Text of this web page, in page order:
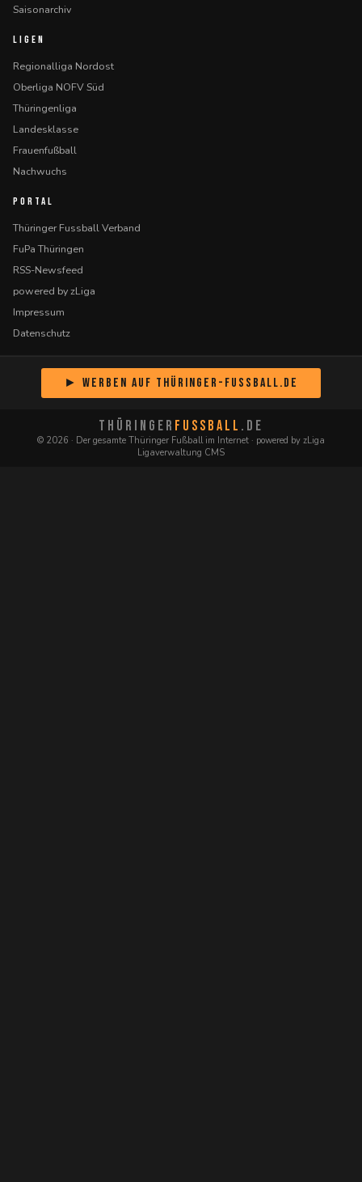
Saisonarchiv
LIGEN
Regionalliga Nordost
Oberliga NOFV Süd
Thüringenliga
Landesklasse
Frauenfußball
Nachwuchs
PORTAL
Thüringer Fussball Verband
FuPa Thüringen
RSS-Newsfeed
powered by zLiga
Impressum
Datenschutz
► Werben auf Thüringer-Fussball.de
THÜRINGER FUSSBALL .DE
© 2026 · Der gesamte Thüringer Fußball im Internet · powered by zLiga
Ligaverwaltung CMS